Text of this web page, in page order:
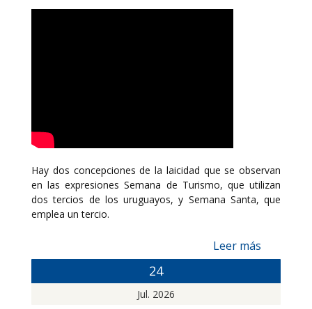
Hay dos concepciones de la laicidad que se observan
en las expresiones Semana de Turismo, que utilizan
dos tercios de los uruguayos, y Semana Santa, que
emplea un tercio.
Leer más
24
Jul. 2026